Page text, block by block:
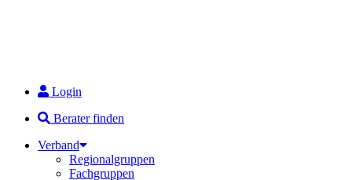
Login
Berater finden
Verband
Regionalgruppen
Fachgruppen